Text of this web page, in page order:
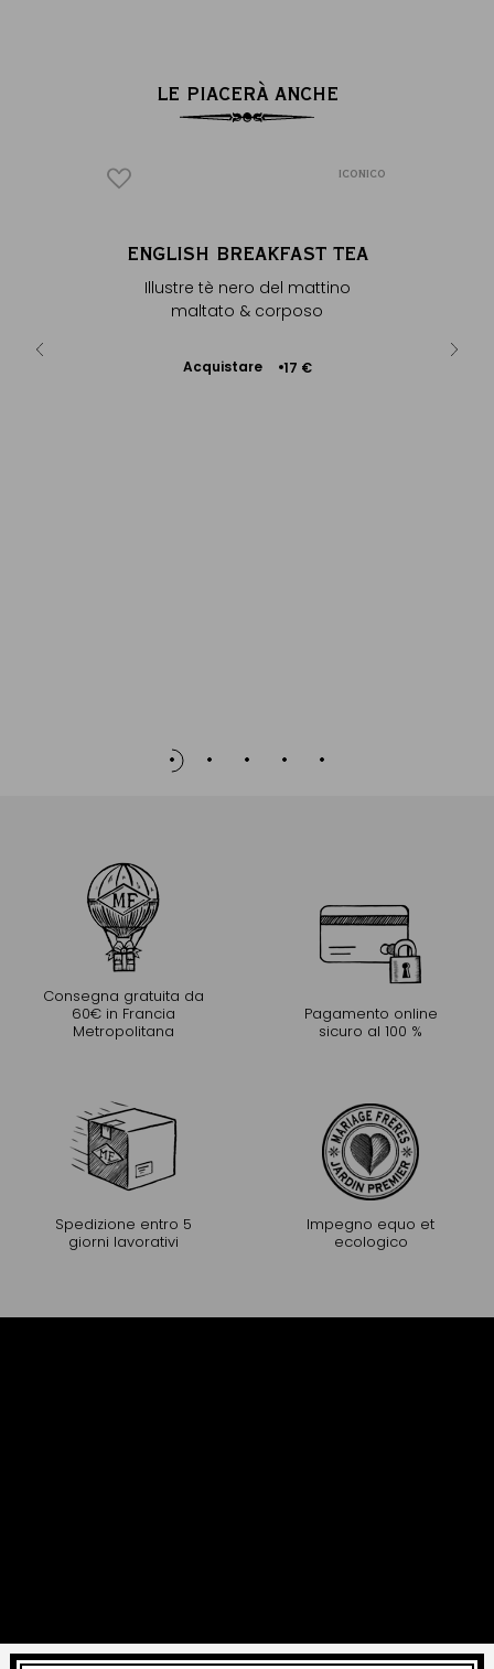
LE PIACERÀ ANCHE
ICONICO
ENGLISH BREAKFAST TEA
Illustre tè nero del mattino
maltato & corposo
Acquistare 17 €
Aggiungere
Consegna gratuita da
60€ in Francia
Metropolitana
Pagamento online
sicuro al 100 %
Spedizione entro 5
giorni lavorativi
Impegno equo et
ecologico